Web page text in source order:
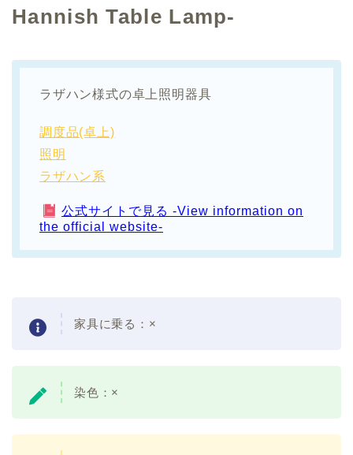
Hannish Table Lamp-
ラザハン様式の卓上照明器具
調度品(卓上)
照明
ラザハン系
公式サイトで見る -View information on
the official website-
家具に乗る：×
染色：×